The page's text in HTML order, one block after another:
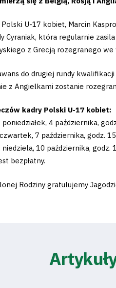
U-17 kobiet, Marcin
Cyraniak, która regularnie
z Grecją rozegranego we
do drugiej rundy
z Angielkami zostanie
kadry Polski U-17 kobiet:
4 października,
7 października, godz.
10 października, godz.
bezpłatny.
Rodziny gratulujemy